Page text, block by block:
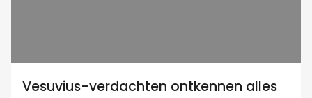
Vesuvius-verdachten ontkennen alles